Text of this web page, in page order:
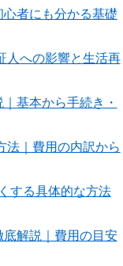
者にも分かる基礎
人への影響と生活再
基本から手続き・
法｜費用の内訳から
する具体的な方法
解説｜費用の目安